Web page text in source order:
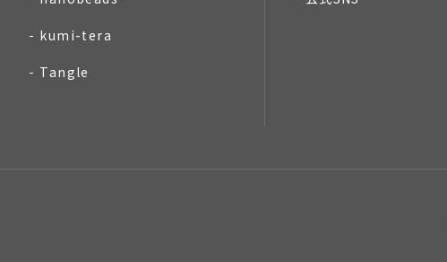
kumi-tera
Tangle